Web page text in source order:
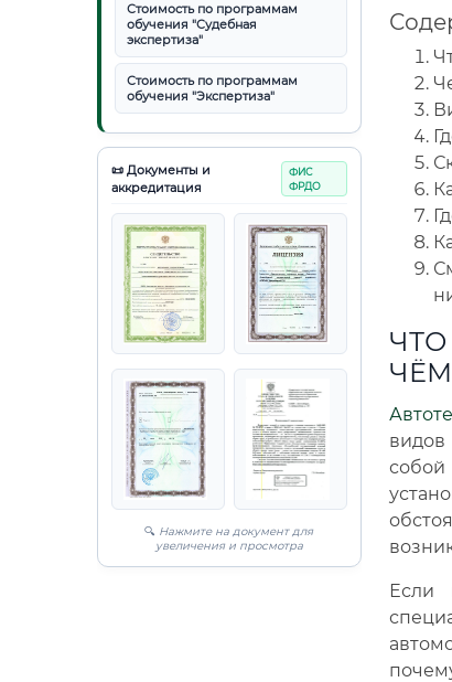
Стоимость по программам
обучения "Судебная
экспертиза"
Стоимость по программам
обучения "Экспертиза"
📜 Документы и
аккредитация
ФИС
ФРДО
🔍 Нажмите на документ для
увеличения и просмотра
Если